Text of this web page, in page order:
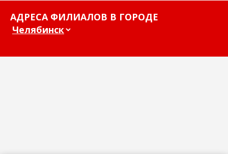
АДРЕСА ФИЛИАЛОВ В ГОРОДЕ